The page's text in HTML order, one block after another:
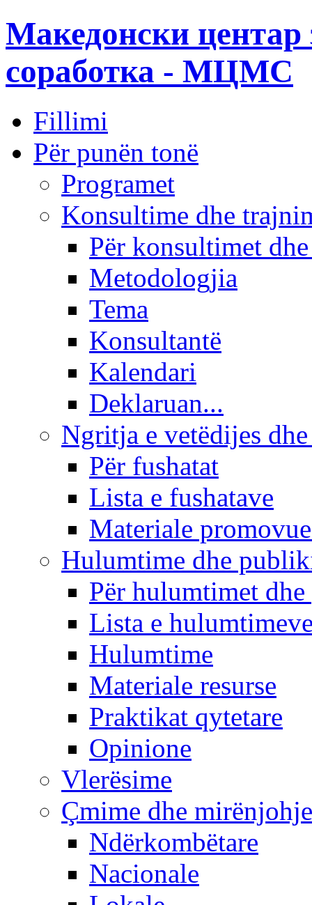
Македонски центар
соработка - МЦМС
Fillimi
Për punën tonë
Programet
Konsultime dhe
Për konsultimet
Metodologjia
Tema
Konsultantë
Kalendari
Deklaruan...
Ngritja e vetëdijes
Për fushatat
Lista e fushatave
Materiale
Hulumtime dhe
Për hulumtimet
Lista e
Hulumtime
Materiale resurse
Praktikat qytetare
Opinione
Vlerësime
Çmime dhe mirënjohje
Ndërkombëtare
Nacionale